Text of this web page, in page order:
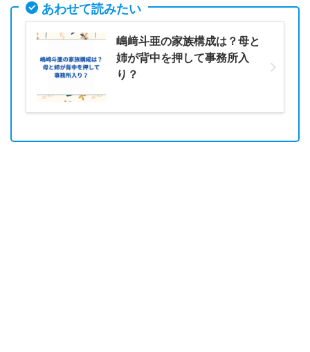
あわせて読みたい
嶋﨑斗亜の家族構成は？母と
姉が背中を押して事務所入
り？